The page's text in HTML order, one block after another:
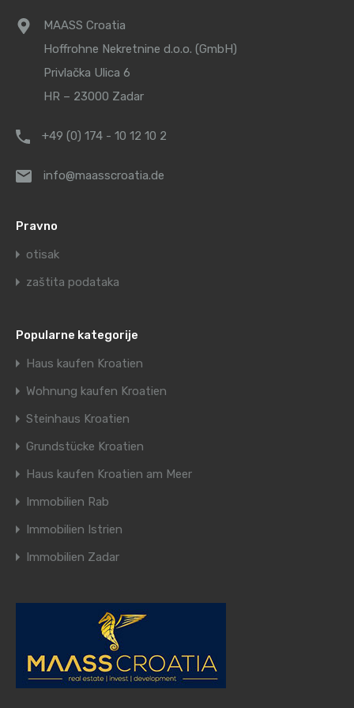
MAASS Croatia
Hoffrohne Nekretnine d.o.o. (GmbH)
Privlačka Ulica 6
HR – 23000 Zadar
+49 (0) 174 - 10 12 10 2
info@maasscroatia.de
Pravno
otisak
zaštita podataka
Popularne kategorije
Haus kaufen Kroatien
Wohnung kaufen Kroatien
Steinhaus Kroatien
Grundstücke Kroatien
Haus kaufen Kroatien am Meer
Immobilien Rab
Immobilien Istrien
Immobilien Zadar